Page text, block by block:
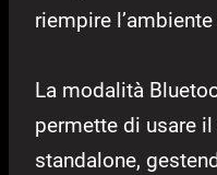
riempire
La modalità
permette di usare
standalone,